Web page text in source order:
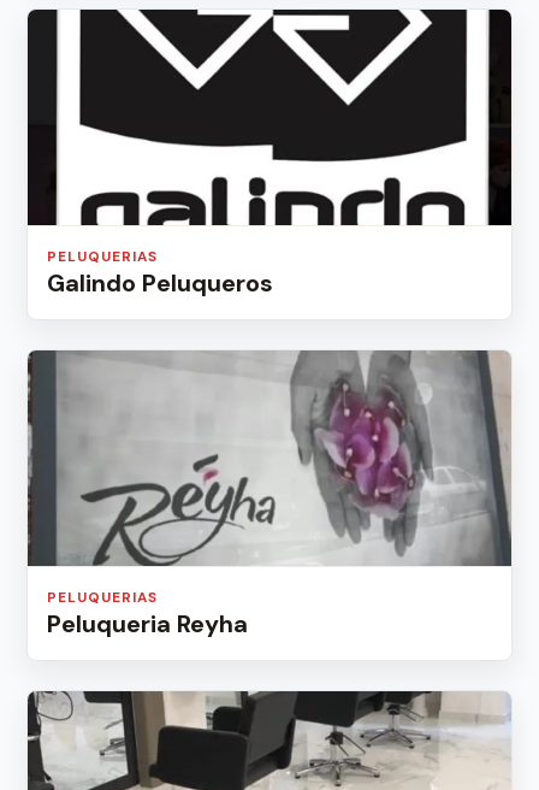
PELUQUERIAS
Galindo Peluqueros
PELUQUERIAS
Peluqueria Reyha